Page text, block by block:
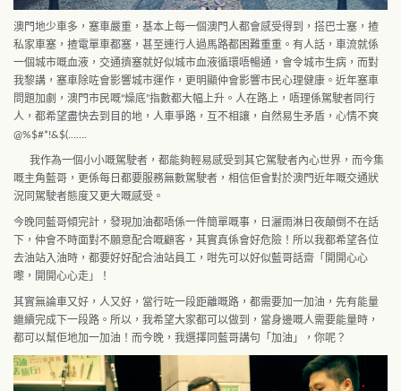
澳門地少車多，塞車嚴重，基本上每一個澳門人都會感受得到，搭巴士塞，揸
私家車塞，揸電單車都塞，甚至連行人過馬路都困難重重。有人話，車流就係
一個城市嘅血液，交通擠塞就好似城市血液循環唔暢通，會令城市生病，而對
我黎講，塞車除咗會影響城市運作，更明顯仲會影響市民心理健康。近年塞車
問題加劇，澳門市民嘅“燥底”指數都大幅上升。人在路上，唔理係駕駛者同行
人，都希望盡快去到目的地，人車爭路，互不相讓，自然易生矛盾，心情不爽
@%$#*!&$(…….
我作為一個小小嘅駕駛者，都能夠輕易感受到其它駕駛者內心世界，而今集
嘅主角藍哥，更係每日都要服務無數駕駛者，相信佢會對於澳門近年嘅交通狀
況同駕駛者態度又更大嘅感受。
今晚同藍哥傾完計，發現加油都唔係一件簡單嘅事，日灑雨淋日夜顛倒不在話
下，仲會不時面對不願意配合嘅顧客，其實真係會好危險！所以我都希望各位
去油站入油時，都要好好配合油站員工，咁先可以好似藍哥話齋「開開心心
嚟，開開心心走」！
其實無論車又好，人又好，當行咗一段距離嘅路，都需要加一加油，先有能量
繼續完成下一段路。所以，我希望大家都可以做到，當身邊嘅人需要能量時，
都可以幫佢地加一加油！而今晚，我選擇同藍哥講句「加油」，你呢？